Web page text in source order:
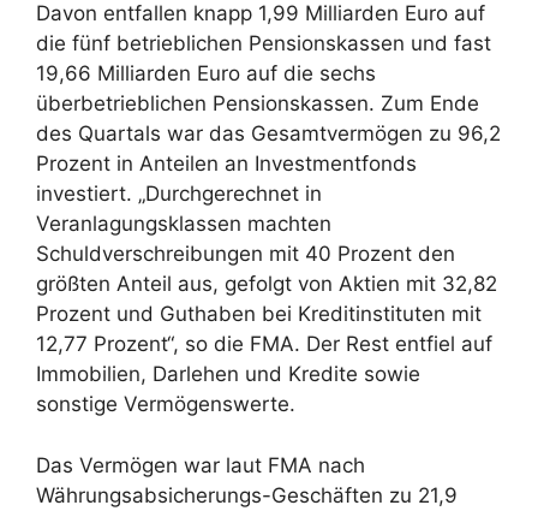
Davon entfallen knapp 1,99 Milliarden Euro auf
die fünf betrieblichen Pensionskassen und fast
19,66 Milliarden Euro auf die sechs
überbetrieblichen Pensionskassen. Zum Ende
des Quartals war das Gesamtvermögen zu 96,2
Prozent in Anteilen an Investmentfonds
investiert. „Durchgerechnet in
Veranlagungsklassen machten
Schuldverschreibungen mit 40 Prozent den
größten Anteil aus, gefolgt von Aktien mit 32,82
Prozent und Guthaben bei Kreditinstituten mit
12,77 Prozent“, so die FMA. Der Rest entfiel auf
Immobilien, Darlehen und Kredite sowie
sonstige Vermögenswerte.
Das Vermögen war laut FMA nach
Währungsabsicherungs-Geschäften zu 21,9